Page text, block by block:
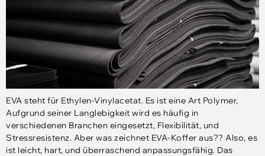
EVA steht für Ethylen-Vinylacetat. Es ist eine Art Polymer,
Aufgrund seiner Langlebigkeit wird es häufig in
verschiedenen Branchen eingesetzt, Flexibilität, und
Stressresistenz. Aber was zeichnet EVA-Koffer aus?? Also, es
ist leicht, hart, und überraschend anpassungsfähig. Das